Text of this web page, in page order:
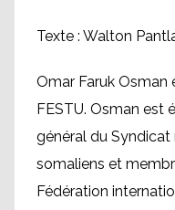
Texte : Walton
Omar Faruk Osman
FESTU. Osman est
général du
somaliens et
Fédération